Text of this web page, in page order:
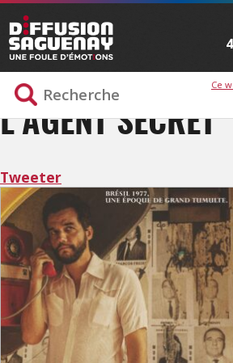
Ce
L’AGENT SECRET
Tweeter